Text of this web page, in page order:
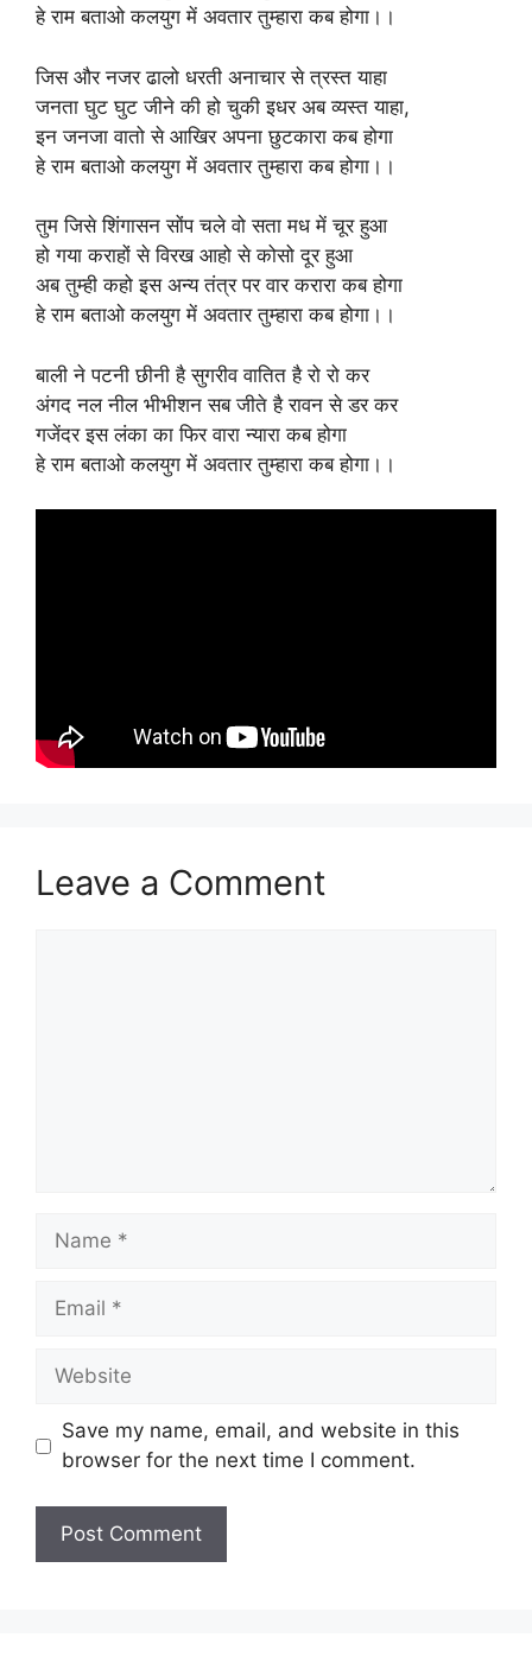
हे राम बताओ कलयुग में अवतार तुम्हारा कब होगा।।
जिस और नजर ढालो धरती अनाचार से त्रस्त याहा
जनता घुट घुट जीने की हो चुकी इधर अब व्यस्त याहा,
इन जनजा वातो से आखिर अपना छुटकारा कब होगा
हे राम बताओ कलयुग में अवतार तुम्हारा कब होगा।।
तुम जिसे शिंगासन सोंप चले वो सता मध में चूर हुआ
हो गया कराहों से विरख आहो से कोसो दूर हुआ
अब तुम्ही कहो इस अन्य तंत्र पर वार करारा कब होगा
हे राम बताओ कलयुग में अवतार तुम्हारा कब होगा।।
बाली ने पटनी छीनी है सुगरीव वातित है रो रो कर
अंगद नल नील भीभीशन सब जीते है रावन से डर कर
गजेंदर इस लंका का फिर वारा न्यारा कब होगा
हे राम बताओ कलयुग में अवतार तुम्हारा कब होगा।।
Leave a Comment
Name
Email
Website
Save my name, email, and website in this
browser for the next time I comment.